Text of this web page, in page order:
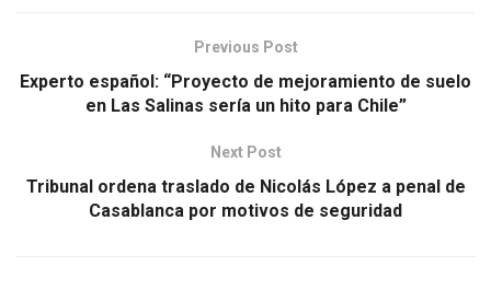
Previous Post
Experto español: “Proyecto de mejoramiento de suelo
en Las Salinas sería un hito para Chile”
Next Post
Tribunal ordena traslado de Nicolás López a penal de
Casablanca por motivos de seguridad